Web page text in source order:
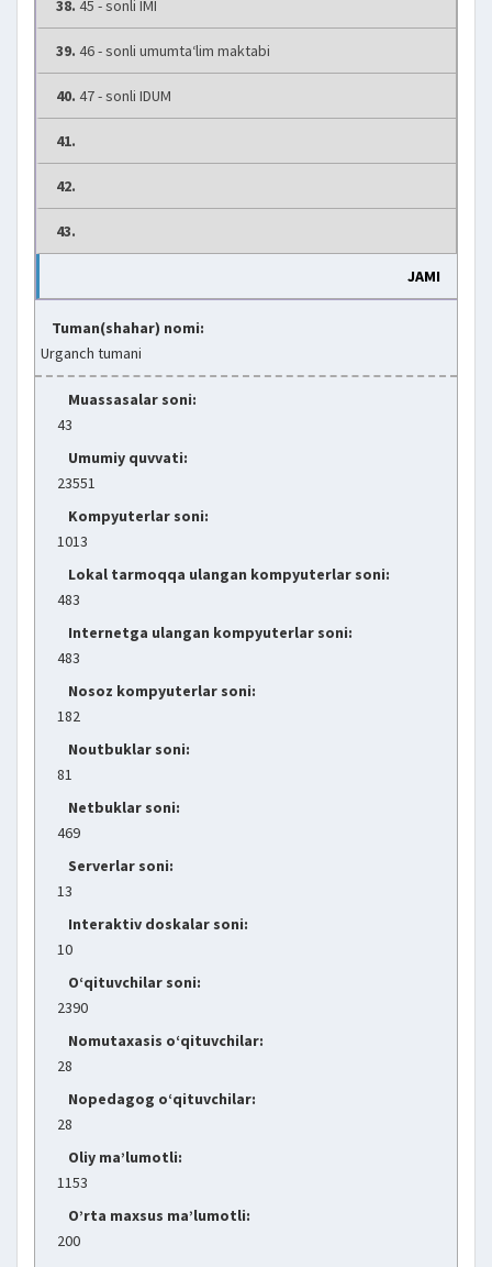
38. 45 - sonli IMI
39. 46 - sonli umumta‘lim maktabi
40. 47 - sonli IDUM
41.
42.
43.
JAMI
Tuman(shahar) nomi:
Urganch tumani
Muassasalar soni:
43
Umumiy quvvati:
23551
Kompyuterlar soni:
1013
Lokal tarmoqqa ulangan kompyuterlar soni:
483
Internetga ulangan kompyuterlar soni:
483
Nosoz kompyuterlar soni:
182
Noutbuklar soni:
81
Netbuklar soni:
469
Serverlar soni:
13
Interaktiv doskalar soni:
10
O‘qituvchilar soni:
2390
Nomutaxasis o‘qituvchilar:
28
Nopedagog o‘qituvchilar:
28
Oliy ma’lumotli:
1153
O’rta maxsus ma’lumotli:
200